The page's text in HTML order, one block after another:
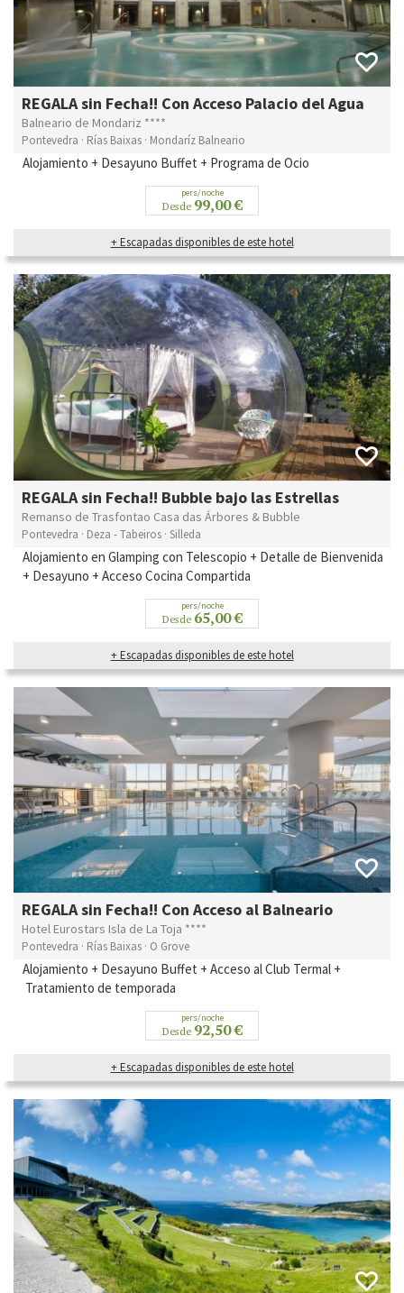
REGALA sin Fecha!! Con Acceso Palacio del Agua
Balneario de Mondariz ****
Pontevedra · Rías Baixas · Mondaríz Balneario
Alojamiento + Desayuno Buffet + Programa de Ocio
pers/noche
Desde 99,00 €
+ Escapadas disponibles de este hotel
REGALA sin Fecha!! Bubble bajo las Estrellas
Remanso de Trasfontao Casa das Árbores & Bubble
Pontevedra · Deza - Tabeiros · Silleda
Alojamiento en Glamping con Telescopio + Detalle de Bienvenida
+ Desayuno + Acceso Cocina Compartida
pers/noche
Desde 65,00 €
+ Escapadas disponibles de este hotel
REGALA sin Fecha!! Con Acceso al Balneario
Hotel Eurostars Isla de La Toja ****
Pontevedra · Rías Baixas · O Grove
Alojamiento + Desayuno Buffet + Acceso al Club Termal +
Tratamiento de temporada
pers/noche
Desde 92,50 €
+ Escapadas disponibles de este hotel